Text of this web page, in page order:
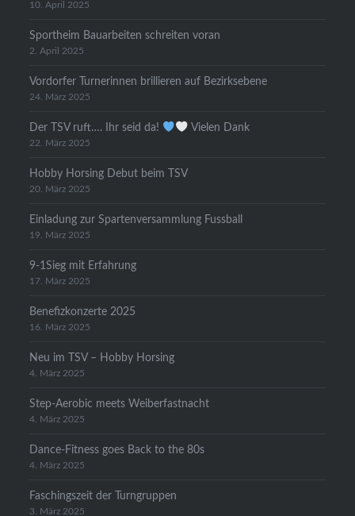
10. April 2025
Sportheim Bauarbeiten schreiten voran
2. April 2025
Vordorfer Turnerinnen brillieren auf Bezirksebene
24. März 2025
Der TSV ruft…. Ihr seid da! Vielen Dank
22. März 2025
Hobby Horsing Debut beim TSV
20. März 2025
Einladung zur Spartenversammlung Fussball
19. März 2025
9-1Sieg mit Erfahrung
17. März 2025
Benefizkonzerte 2025
16. März 2025
Neu im TSV – Hobby Horsing
4. März 2025
Step-Aerobic meets Weiberfastnacht
4. März 2025
Dance-Fitness goes Back to the 80s
4. März 2025
Faschingszeit der Turngruppen
3. März 2025